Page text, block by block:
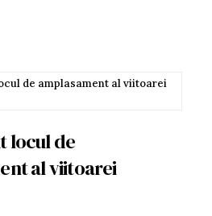
locul de
al viitoarei